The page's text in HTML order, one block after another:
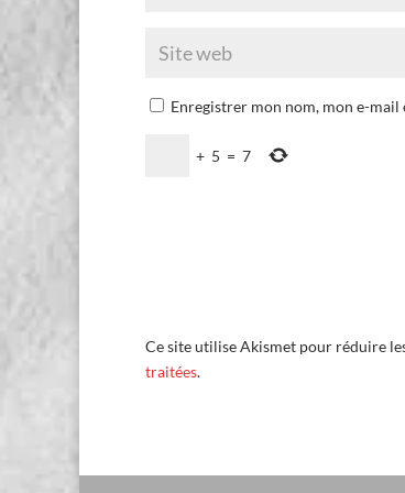
Enregistrer mon nom, mon e-
+ 5 = 7
Ce site utilise Akismet pour réduire
traitées.